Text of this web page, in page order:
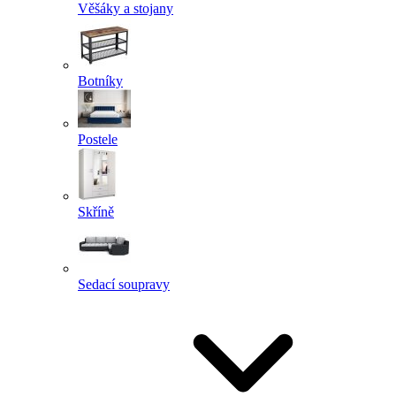
Věšáky a stojany
Botníky
Postele
Skříně
Sedací soupravy